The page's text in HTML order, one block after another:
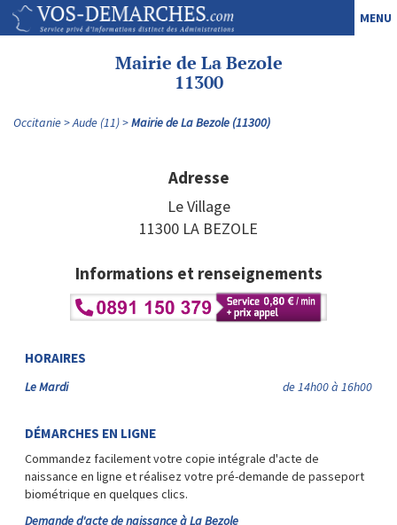
MENU
Mairie de La Bezole
11300
Occitanie Aude (11) Mairie de La Bezole (11300)
Adresse
Le Village
11300 LA BEZOLE
Informations et renseignements
HORAIRES
Le Mardi de 14h00 à 16h00
DÉMARCHES EN LIGNE
Commandez facilement votre copie intégrale d'acte de
naissance en ligne et réalisez votre pré-demande de passeport
biométrique en quelques clics.
Demande d'acte de naissance à La Bezole